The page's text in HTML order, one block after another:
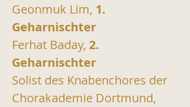
Geonmuk Lim, 1.
Geharnischter
Ferhat Baday, 2.
Geharnischter
Solist des Knabenchores der
Chorakademie Dortmund,